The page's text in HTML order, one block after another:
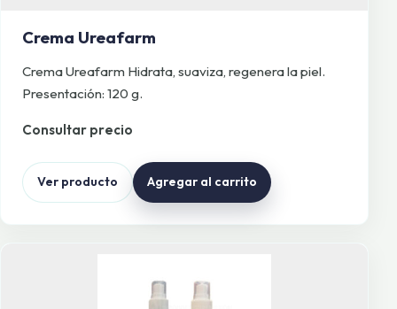
Crema Ureafarm
Crema Ureafarm Hidrata, suaviza, regenera la piel.
Presentación: 120 g.
Consultar precio
Ver producto Agregar al carrito